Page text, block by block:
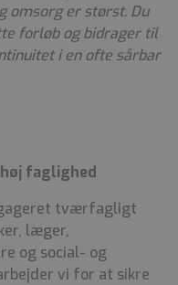
omsorg er størst. Du
forløb og bidrager til
i en ofte sårbar
faglighed
tværfagligt
læger,
og social- og
vi for at sikre